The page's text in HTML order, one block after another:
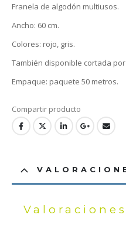
Franela de algodón multiusos.
Ancho: 60 cm.
Colores: rojo, gris.
También disponible cortada
Empaque: paquete 50 metros.
Valoraciones